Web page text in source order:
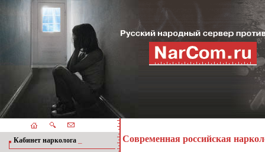
Кабинет нарколога Современная российская